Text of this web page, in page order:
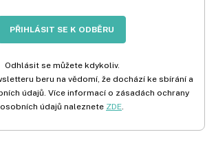
PŘIHLÁSIT SE K ODBĚRU
Odhlásit se můžete kdykoliv.
beru na vědomí, že dochází ke sbírání a
údajů. Více informací o zásadách ochrany
osobních údajů naleznete ZDE.